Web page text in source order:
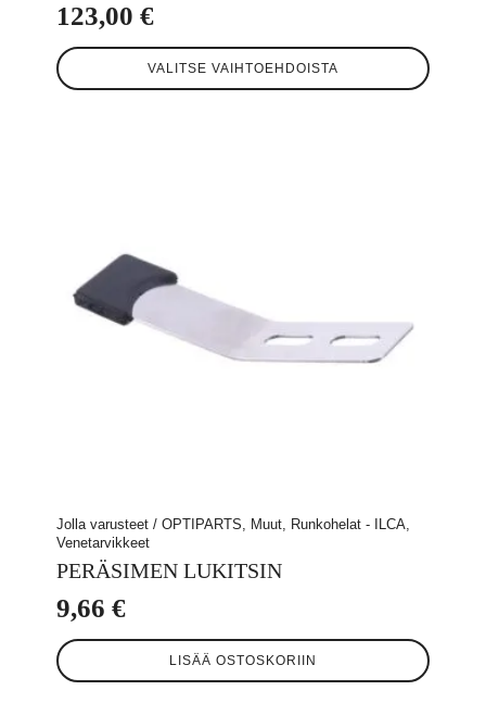
123,00 €
VALITSE VAIHTOEHDOISTA
Tällä
tuotteella
Jolla varusteet / OPTIPARTS, Muut, Runkohelat - ILCA,
Venetarvikkeet
PERÄSIMEN LUKITSIN
9,66 €
LISÄÄ OSTOSKORIIN